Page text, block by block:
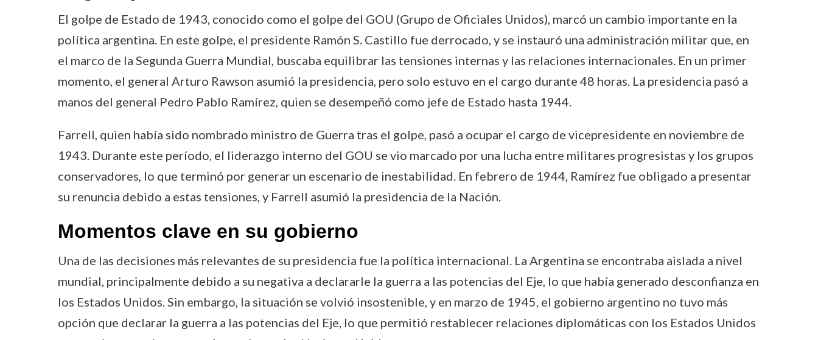
El golpe de Estado de 1943, conocido como el golpe del GOU (Grupo de Oficiales Unidos), marcó un cambio importante en la
política argentina. En este golpe, el presidente Ramón S. Castillo fue derrocado, y se instauró una administración militar que, en
el marco de la Segunda Guerra Mundial, buscaba equilibrar las tensiones internas y las relaciones internacionales. En un primer
momento, el general Arturo Rawson asumió la presidencia, pero solo estuvo en el cargo durante 48 horas. La presidencia pasó a
manos del general Pedro Pablo Ramírez, quien se desempeñó como jefe de Estado hasta 1944.
Farrell, quien había sido nombrado ministro de Guerra tras el golpe, pasó a ocupar el cargo de vicepresidente en noviembre de
1943. Durante este período, el liderazgo interno del GOU se vio marcado por una lucha entre militares progresistas y los grupos
conservadores, lo que terminó por generar un escenario de inestabilidad. En febrero de 1944, Ramírez fue obligado a presentar
su renuncia debido a estas tensiones, y Farrell asumió la presidencia de la Nación.
Momentos clave en su gobierno
Una de las decisiones más relevantes de su presidencia fue la política internacional. La Argentina se encontraba aislada a nivel
mundial, principalmente debido a su negativa a declararle la guerra a las potencias del Eje, lo que había generado desconfianza en
los Estados Unidos. Sin embargo, la situación se volvió insostenible, y en marzo de 1945, el gobierno argentino no tuvo más
opción que declarar la guerra a las potencias del Eje, lo que permitió restablecer relaciones diplomáticas con los Estados Unidos